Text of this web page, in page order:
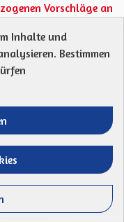
Vorschläge an
de contribution
Gremien?
Collectivité
- Collectivité
vos mains - Collectivité
Entre vos mains -
erstellt
.
Inhalte und
Bestimmen